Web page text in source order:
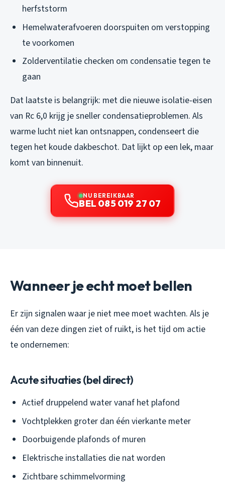
herfststorm
Hemelwaterafvoeren doorspuiten om verstopping
te voorkomen
Zolderventilatie checken om condensatie tegen te
gaan
Dat laatste is belangrijk: met die nieuwe isolatie-eisen
van Rc 6,0 krijg je sneller condensatieproblemen. Als
warme lucht niet kan ontsnappen, condenseert die
tegen het koude dakbeschot. Dat lijkt op een lek, maar
komt van binnenuit.
NU BEREIKBAAR
BEL 085 019 27 07
Wanneer je echt moet bellen
Er zijn signalen waar je niet mee moet wachten. Als je
één van deze dingen ziet of ruikt, is het tijd om actie
te ondernemen:
Acute situaties (bel direct)
Actief druppelend water vanaf het plafond
Vochtplekken groter dan één vierkante meter
Doorbuigende plafonds of muren
Elektrische installaties die nat worden
Zichtbare schimmelvorming